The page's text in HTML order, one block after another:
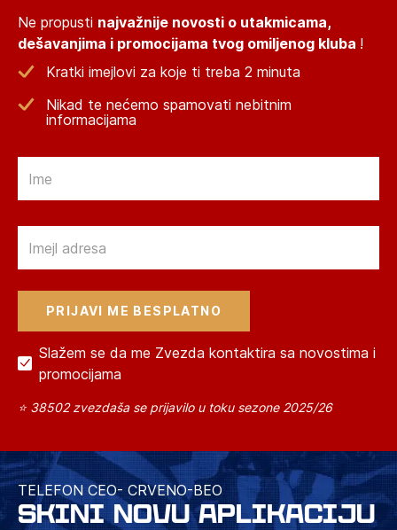
Ne propusti najvažnije novosti o utakmicama,
dešavanjima i promocijama tvog omiljenog kluba !
Kratki imejlovi za koje ti treba 2 minuta
Nikad te nećemo spamovati nebitnim
informacijama
Slažem se da me Zvezda kontaktira sa novostima i
promocijama
⭐ 38502 zvezdaša se prijavilo u toku sezone 2025/26
TELEFON CEO- CRVENO-BEO
SKINI NOVU APLIKACIJU